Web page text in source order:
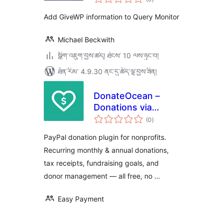
འཇོག་
ཚང་།
Add GiveWP information to Query Monitor
Michael Beckwith
སྒྲིག་འཇུག་བྱས་ཚད། ཐེངས་ 10 ལས་ཉུང་བ།
ཐོན་རིམ་ 4.9.30 ནང་དུ་ཚོད་ལྟ་བྱས་ཟིན།
DonateOcean –
Donations via
PayPal
(0གདེང་
འཇོག་
ཚང་།
)
PayPal donation plugin for nonprofits.
Recurring monthly & annual donations,
tax receipts, fundraising goals, and
donor management — all free, no …
Easy Payment